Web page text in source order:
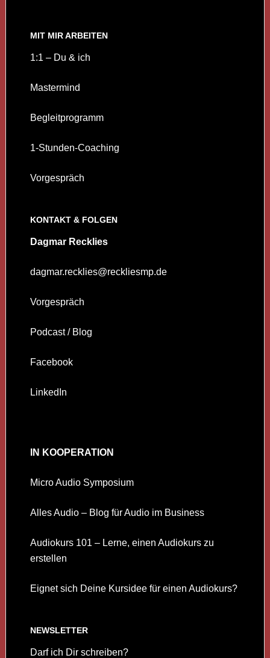
MIT MIR ARBEITEN
1:1 – Du & ich
Mastermind
Begleitprogramm
1-Stunden-Coaching
Vorgespräch
KONTAKT & FOLGEN
Dagmar Recklies
dagmar.recklies@reckliesmp.de
Vorgespräch
Podcast / Blog
Facebook
LinkedIn
IN KOOPERATION
Micro Audio Symposium
Alles Audio – Blog für Audio im Business
Audiokurs 101 – Lerne, einen Audiokurs zu
erstellen
Eignet sich Deine Kursidee für einen Audiokurs?
NEWSLETTER
Darf ich Dir schreiben?